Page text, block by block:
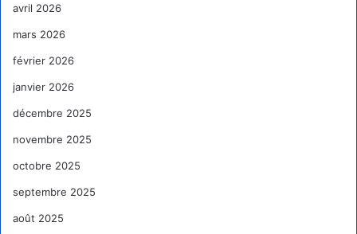
avril 2026
mars 2026
février 2026
janvier 2026
décembre 2025
novembre 2025
octobre 2025
septembre 2025
août 2025